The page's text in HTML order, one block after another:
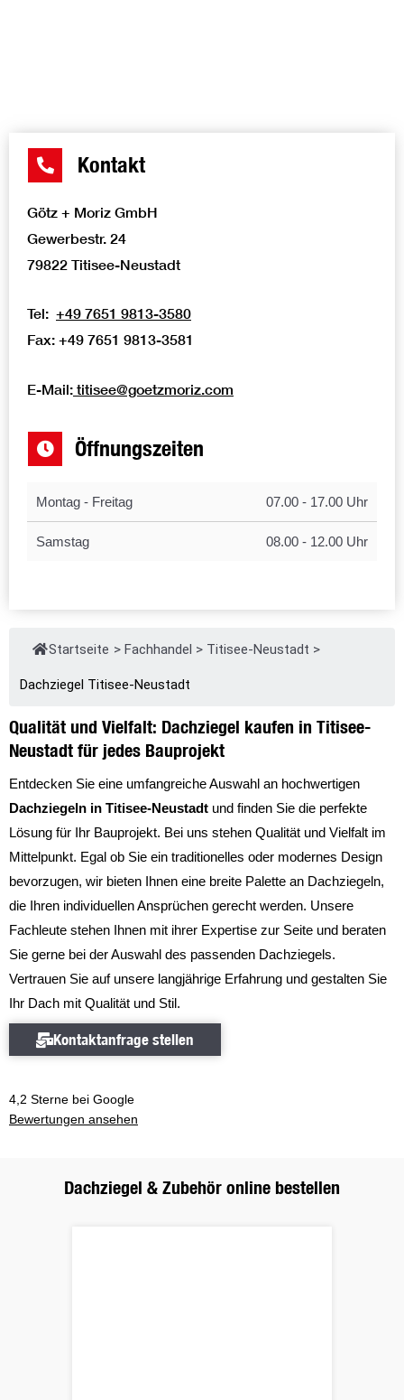
Kontakt
Götz + Moriz GmbH
Gewerbestr. 24
79822 Titisee-Neustadt
Tel: +49 7651 9813-3580
Fax: +49 7651 9813-3581
E-Mail: titisee@goetzmoriz.com
Öffnungszeiten
Montag - Freitag 07.00 - 17.00 Uhr
Samstag 08.00 - 12.00 Uhr
Startseite > Fachhandel > Titisee-Neustadt >
Dachziegel Titisee-Neustadt
Qualität und Vielfalt: Dachziegel kaufen in Titisee-
Neustadt für jedes Bauprojekt
Entdecken Sie eine umfangreiche Auswahl an hochwertigen
Dachziegeln in Titisee-Neustadt und finden Sie die perfekte
Lösung für Ihr Bauprojekt. Bei uns stehen Qualität und Vielfalt im
Mittelpunkt. Egal ob Sie ein traditionelles oder modernes Design
bevorzugen, wir bieten Ihnen eine breite Palette an Dachziegeln,
die Ihren individuellen Ansprüchen gerecht werden. Unsere
Fachleute stehen Ihnen mit ihrer Expertise zur Seite und beraten
Sie gerne bei der Auswahl des passenden Dachziegels.
Vertrauen Sie auf unsere langjährige Erfahrung und gestalten Sie
Ihr Dach mit Qualität und Stil.
Kontaktanfrage stellen
Kontaktanfrage stellen
4,2 Sterne bei Google
Bewertungen ansehen
Bewertungen ansehen
Dachziegel & Zubehör online bestellen